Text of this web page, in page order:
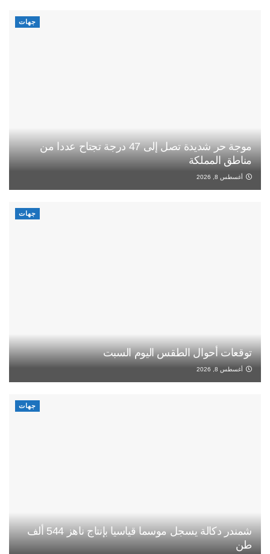
جهات
موجة حر شديدة تصل إلى 47 درجة تجتاح عددا من
مناطق المملكة
أغسطس 8, 2026
جهات
توقعات أحوال الطقس اليوم السبت
أغسطس 8, 2026
جهات
شمندر دكالة يسجل موسما قياسيا بإنتاج ناهز 544 ألف
طن